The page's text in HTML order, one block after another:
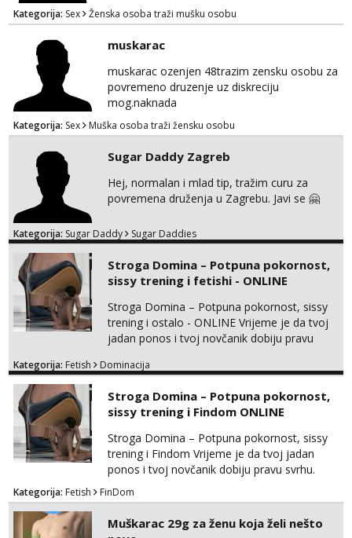
Kategorija: Sex Ženska osoba traži mušku osobu
muskarac
muskarac ozenjen 48trazim zensku osobu za
povremeno druzenje uz diskreciju
mog.naknada
Kategorija: Sex Muška osoba traži žensku osobu
Sugar Daddy Zagreb
Hej, normalan i mlad tip, tražim curu za
povremena druženja u Zagrebu. Javi se 🤗
Kategorija: Sugar Daddy Sugar Daddies
Stroga Domina – Potpuna pokornost,
sissy trening i fetishi - ONLINE
Stroga Domina – Potpuna pokornost, sissy
trening i ostalo - ONLINE Vrijeme je da tvoj
jadan ponos i tvoj novčanik dobiju pravu
Domina preuzima potpunu kontrolu nad
isključivo ozbiljni, solventni i poslušni subovi
koji žude za strogim zapovijedima, sissy
transformacijom (rublje, elegancija) i
potpunim psiholo...
Kategorija: Fetish Dominacija
Stroga Domina – Potpuna pokornost,
sissy trening i Findom ONLINE
Stroga Domina – Potpuna pokornost, sissy
trening i Findom Vrijeme je da tvoj jadan
ponos i tvoj novčanik dobiju pravu svrhu.
Inteligentna, hladna i beskompromisna
Domina preuzima potpunu kontrolu nad
tvojim umom i financijama. Zanimaju me
isključivo ozbiljni, solventni i poslušni subovi
Kategorija: Fetish FinDom
Muškarac 29g za ženu koja želi nešto